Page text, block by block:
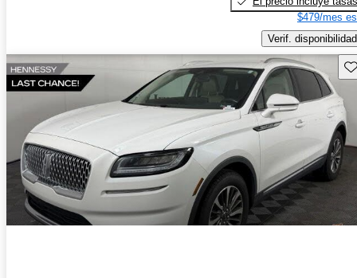
$479/mes
Verif. disponibilidad